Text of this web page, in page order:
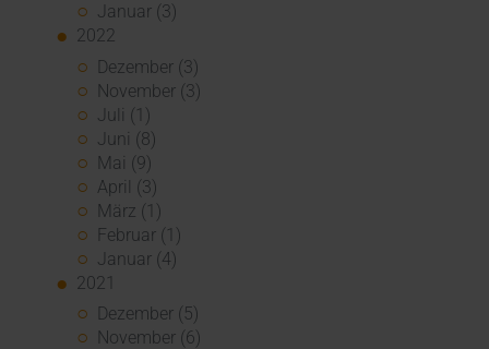
Januar (3)
2022
Dezember (3)
November (3)
Juli (1)
Juni (8)
Mai (9)
April (3)
März (1)
Februar (1)
Januar (4)
2021
Dezember (5)
November (6)